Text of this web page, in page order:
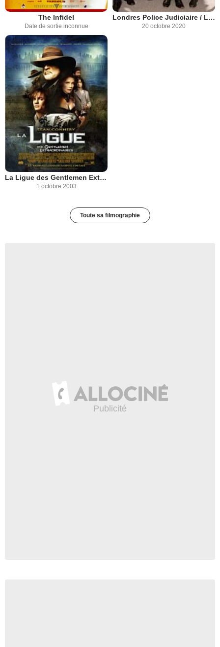
The Infidel
Date de sortie inconnue
Londres Police Judiciaire / London District
20 octobre 2020
La Ligue des Gentlemen Extraordinaires
1 octobre 2003
Toute sa filmographie